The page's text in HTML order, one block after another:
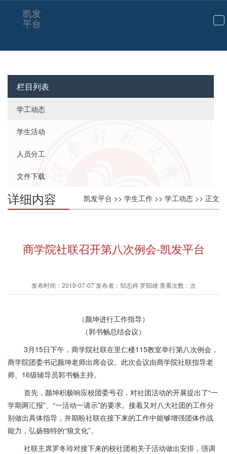
切
航
凯发
平台
栏目列表
学工动态
学生活动
人员分工
文件下载
凯发平台 >> 学生工作 >> 学工动态 >> 正文
详细内容
商学院社联召开第八次例会-凯发平台
发布时间：2019-07-07 发布者：邹志祥 罗阳雄 查看次数：次
（颜坤进行工作指导）
（郭书畅总结会议）
3月15日下午， 商学院社联在里仁楼115教室举行第八次例会，
商学院团委书记颜坤老师出席会议。 此次会议由商学院社联指导老
师、16级辅导员郭书畅主持。
首先，颜坤积极响应校团委号召，对社团活动的开展提出了“一
学期两汇报”、“一活动一请示”的要求。接着又对八大社团的工作分
别做出具体指导，并期盼社联在接下来的工作中能够增强团体作战
能力， 弘扬独特的“狼文化”。
社联主席罗冬玲对接下来的校社团相关子活动做出安排， 强调